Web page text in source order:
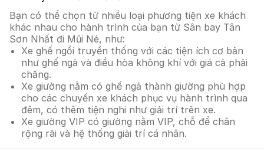
Bạn có thể chọn từ nhiều loại phương tiện xe khách
khác nhau cho hành trình của bạn từ Sân bay Tân
Sơn Nhất đi Mũi Né, như:
Xe ghế ngồi truyền thống với các tiện ích cơ bản
như ghế ngả và điều hòa không khí với giá cả phải
chăng.
Xe giường nằm có ghế ngả thành giường phù hợp
cho các chuyến xe khách phục vụ hành trình qua
đêm, có thêm tiện nghi như giải trí trên xe.
Xe giường VIP có giường nằm VIP, chỗ để chân
rộng rãi và hệ thống giải trí cá nhân.